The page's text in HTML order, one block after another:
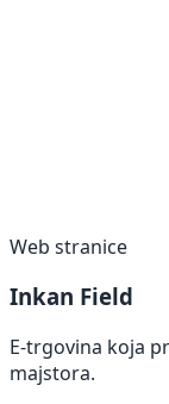
Web stranice
Inkan Field
E-trgovina koja
majstora.